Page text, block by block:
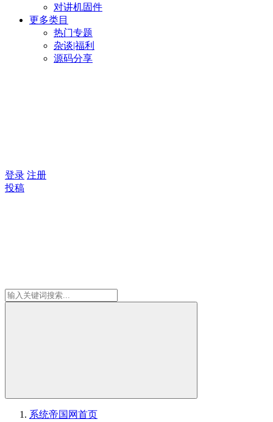
对讲机固件
更多类目
热门专题
杂谈|福利
源码分享
登录 注册
投稿
系统帝国网首页